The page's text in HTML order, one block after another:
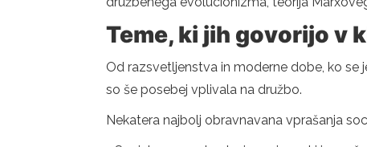
Teme, ki jih govorijo v
Od razsvetljenstva in moderne dobe, ko se
so še posebej vplivala na družbo.
Nekatera najbolj obravnavana vprašanja